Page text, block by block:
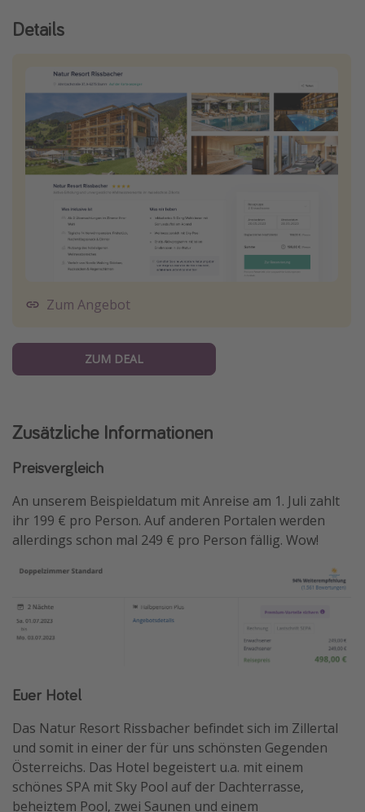
Details
Zum Angebot
ZUM DEAL
Zusätzliche Informationen
Preisvergleich
An unserem Beispieldatum mit Anreise am 1. Juli zahlt
ihr 199 € pro Person. Auf anderen Portalen werden
allerdings schon mal 249 € pro Person fällig. Wow!
Euer Hotel
Das Natur Resort Rissbacher befindet sich im Zillertal
und somit in einer der für uns schönsten Gegenden
Österreichs. Das Hotel begeistert u.a. mit einem
schönes SPA mit Sky Pool auf der Dachterrasse,
beheiztem Pool, zwei Saunen und einem